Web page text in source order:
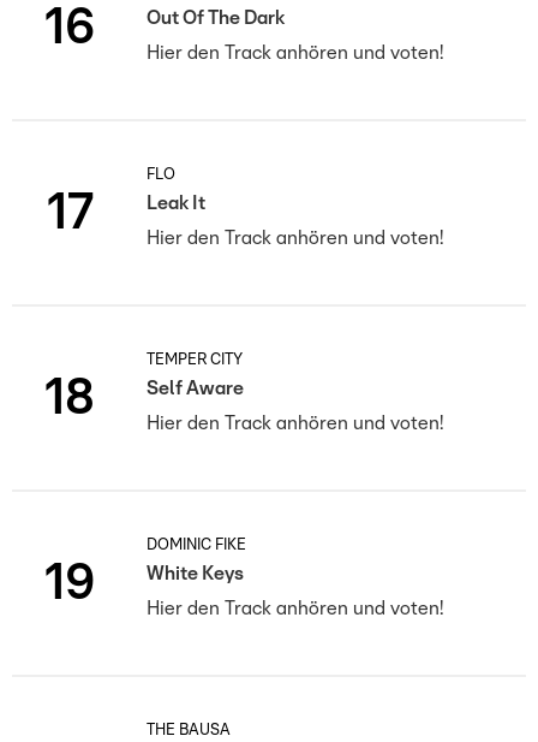
16
Out Of The Dark
Hier den Track anhören und voten!
17
FLO
Leak It
Hier den Track anhören und voten!
18
TEMPER CITY
Self Aware
Hier den Track anhören und voten!
19
DOMINIC FIKE
White Keys
Hier den Track anhören und voten!
THE BAUSA